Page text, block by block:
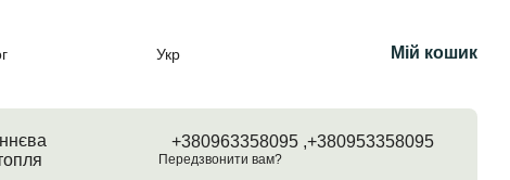
Укр Мій кошик
+380963358095 ,+380953358095
Передзвонити вам?